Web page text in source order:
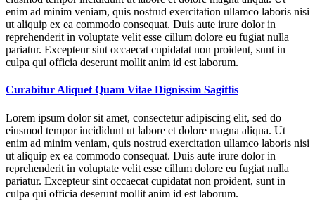
enim ad minim veniam, quis nostrud exercitation ullamco laboris nisi
ut aliquip ex ea commodo consequat. Duis aute irure dolor in
reprehenderit in voluptate velit esse cillum dolore eu fugiat nulla
pariatur. Excepteur sint occaecat cupidatat non proident, sunt in
culpa qui officia deserunt mollit anim id est laborum.
Curabitur Aliquet Quam Vitae Dignissim Sagittis
Lorem ipsum dolor sit amet, consectetur adipiscing elit, sed do
eiusmod tempor incididunt ut labore et dolore magna aliqua. Ut
enim ad minim veniam, quis nostrud exercitation ullamco laboris nisi
ut aliquip ex ea commodo consequat. Duis aute irure dolor in
reprehenderit in voluptate velit esse cillum dolore eu fugiat nulla
pariatur. Excepteur sint occaecat cupidatat non proident, sunt in
culpa qui officia deserunt mollit anim id est laborum.